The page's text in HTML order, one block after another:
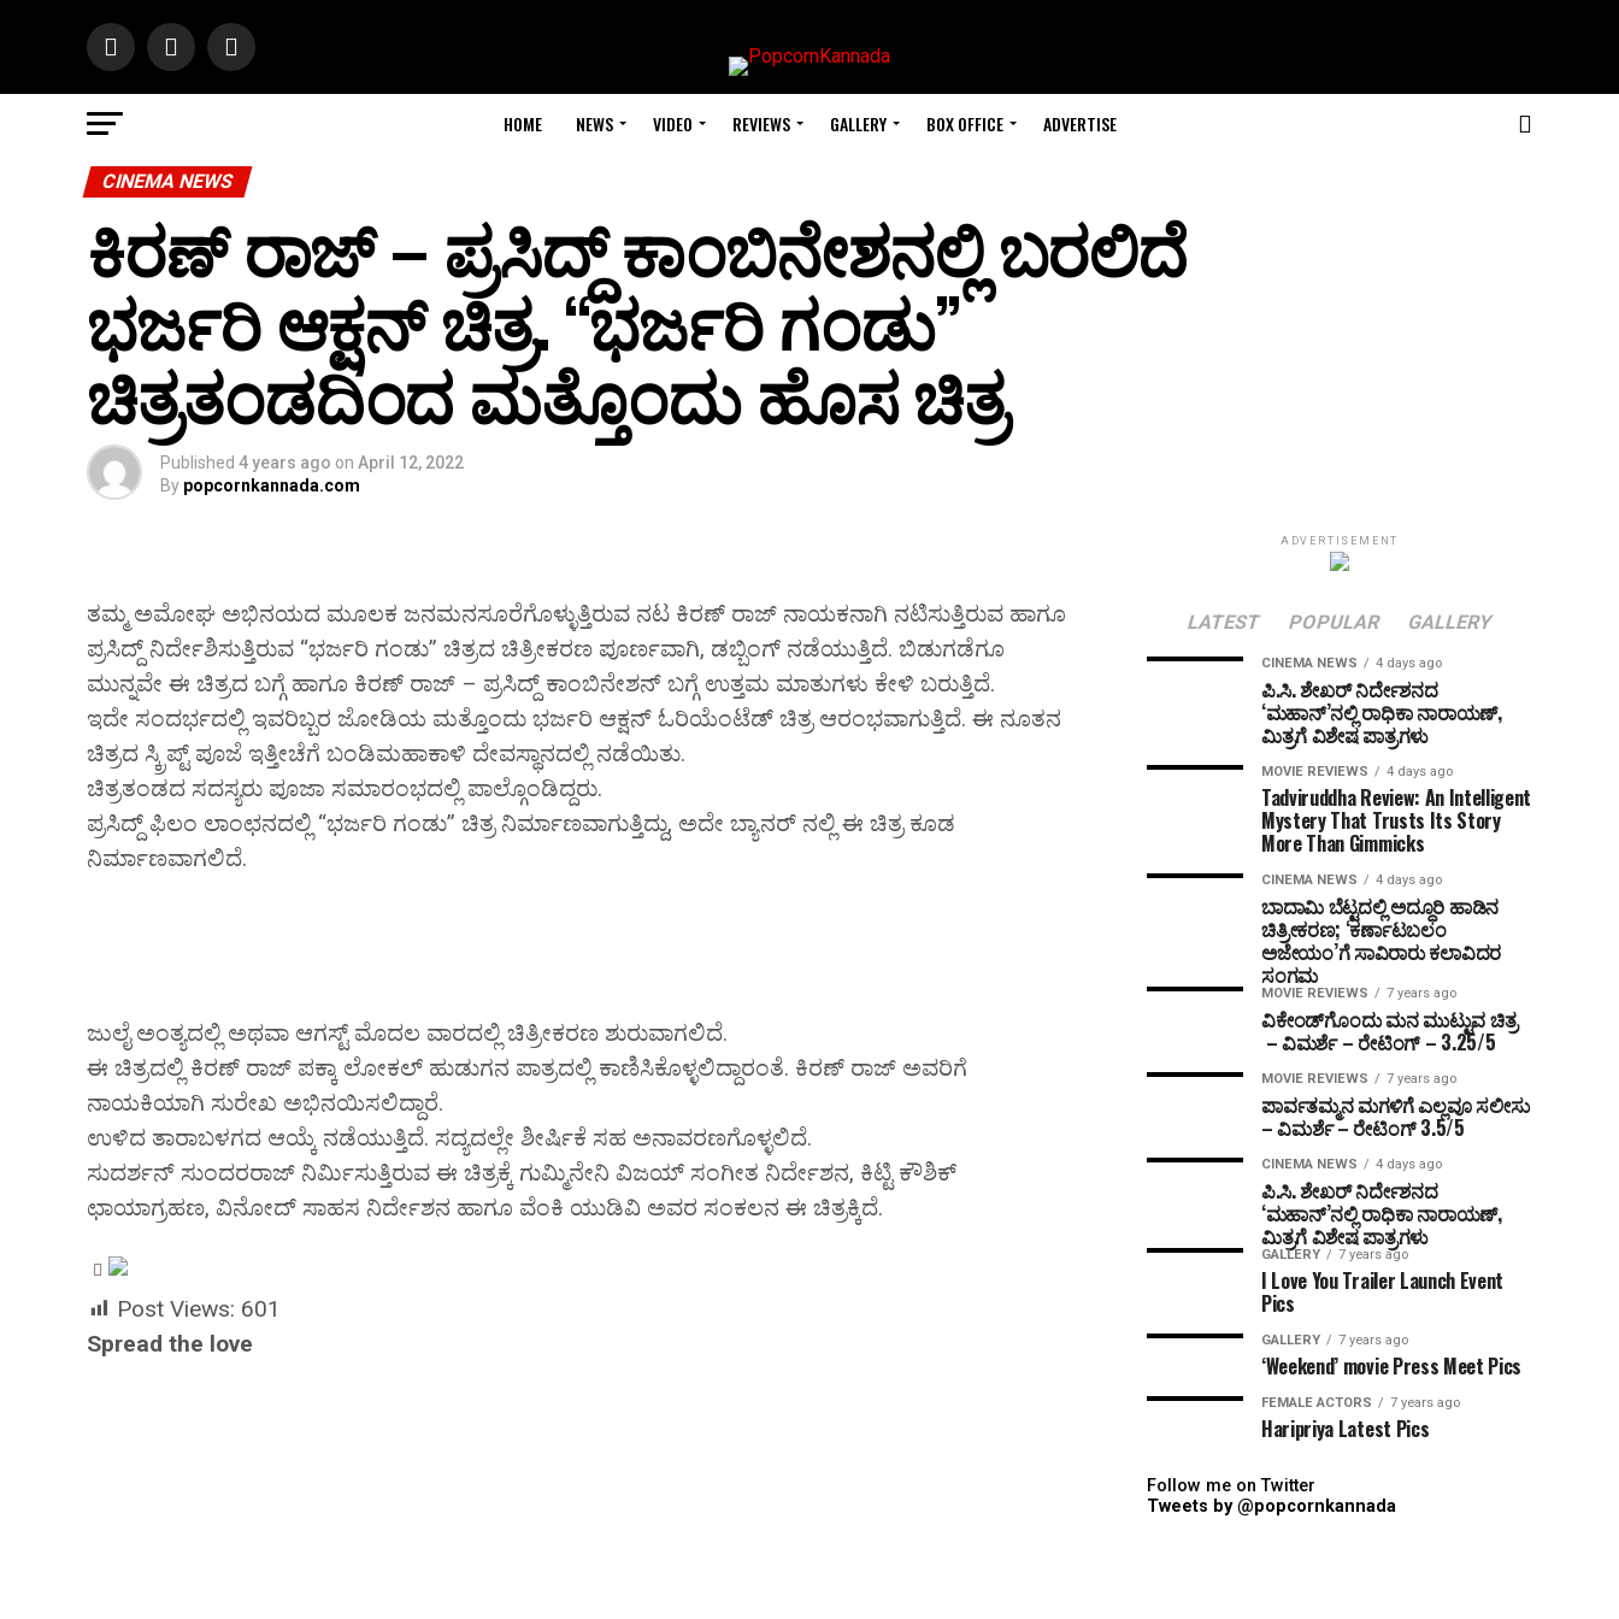
HOME NEWS VIDEO REVIEWS GALLERY BOX OFFICE ADVERTISE
CINEMA NEWS
ಕಿರಣ್ ರಾಜ್ – ಪ್ರಸಿದ್ದ್ ಕಾಂಬಿನೇಶನಲ್ಲಿ ಬರಲಿದೆ
ಭರ್ಜರಿ ಆಕ್ಷನ್ ಚಿತ್ರ. “ಭರ್ಜರಿ ಗಂಡು”
ಚಿತ್ರತಂಡದಿಂದ ಮತ್ತೊಂದು ಹೊಸ ಚಿತ್ರ
Published 4 years ago on April 12, 2022
By popcornkannada.com
ತಮ್ಮ ಅಮೋಘ ಅಭಿನಯದ ಮೂಲಕ ಜನಮನಸೂರೆಗೊಳ್ಳುತ್ತಿರುವ ನಟ ಕಿರಣ್ ರಾಜ್ ನಾಯಕನಾಗಿ ನಟಿಸುತ್ತಿರುವ ಹಾಗೂ
ಪ್ರಸಿದ್ದ್ ನಿರ್ದೇಶಿಸುತ್ತಿರುವ “ಭರ್ಜರಿ ಗಂಡು” ಚಿತ್ರದ ಚಿತ್ರೀಕರಣ ಪೂರ್ಣವಾಗಿ, ಡಬ್ಬಿಂಗ್ ನಡೆಯುತ್ತಿದೆ. ಬಿಡುಗಡೆಗೂ
ಮುನ್ನವೇ ಈ ಚಿತ್ರದ ಬಗ್ಗೆ ಹಾಗೂ ಕಿರಣ್ ರಾಜ್ – ಪ್ರಸಿದ್ದ್ ಕಾಂಬಿನೇಶನ್ ಬಗ್ಗೆ ಉತ್ತಮ ಮಾತುಗಳು ಕೇಳಿ ಬರುತ್ತಿದೆ.
ಇದೇ ಸಂದರ್ಭದಲ್ಲಿ ಇವರಿಬ್ಬರ ಜೋಡಿಯ ಮತ್ತೊಂದು ಭರ್ಜರಿ ಆಕ್ಷನ್ ಓರಿಯೆಂಟೆಡ್ ಚಿತ್ರ ಆರಂಭವಾಗುತ್ತಿದೆ. ಈ ನೂತನ
ಚಿತ್ರದ ಸ್ಕ್ರಿಪ್ಟ್ ಪೂಜೆ ಇತ್ತೀಚೆಗೆ ಬಂಡಿಮಹಾಕಾಳಿ ದೇವಸ್ಥಾನದಲ್ಲಿ ನಡೆಯಿತು.
ಚಿತ್ರತಂಡದ ಸದಸ್ಯರು ಪೂಜಾ ಸಮಾರಂಭದಲ್ಲಿ ಪಾಲ್ಗೊಂಡಿದ್ದರು.
ಪ್ರಸಿದ್ದ್ ಫಿಲಂ ಲಾಂಛನದಲ್ಲಿ “ಭರ್ಜರಿ ಗಂಡು” ಚಿತ್ರ ನಿರ್ಮಾಣವಾಗುತ್ತಿದ್ದು, ಅದೇ ಬ್ಯಾನರ್ ನಲ್ಲಿ ಈ ಚಿತ್ರ ಕೂಡ
ನಿರ್ಮಾಣವಾಗಲಿದೆ.
ಜುಲೈ ಅಂತ್ಯದಲ್ಲಿ ಅಥವಾ ಆಗಸ್ಟ್ ಮೊದಲ ವಾರದಲ್ಲಿ ಚಿತ್ರೀಕರಣ ಶುರುವಾಗಲಿದೆ.
ಈ ಚಿತ್ರದಲ್ಲಿ ಕಿರಣ್ ರಾಜ್ ಪಕ್ಕಾ ಲೋಕಲ್ ಹುಡುಗನ ಪಾತ್ರದಲ್ಲಿ‌ ಕಾಣಿಸಿಕೊಳ್ಳಲಿದ್ದಾರಂತೆ. ಕಿರಣ್ ರಾಜ್ ಅವರಿಗೆ
ನಾಯಕಿಯಾಗಿ ಸುರೇಖ ಅಭಿನಯಿಸಲಿದ್ದಾರೆ.
ಉಳಿದ ತಾರಾಬಳಗದ ಆಯ್ಕೆ ನಡೆಯುತ್ತಿದೆ. ಸದ್ಯದಲ್ಲೇ ಶೀರ್ಷಿಕೆ ಸಹ ಅನಾವರಣಗೊಳ್ಳಲಿದೆ.
ಸುದರ್ಶನ್ ಸುಂದರರಾಜ್ ನಿರ್ಮಿಸುತ್ತಿರುವ ಈ ಚಿತ್ರಕ್ಕೆ ಗುಮ್ಮಿನೇನಿ ವಿಜಯ್ ಸಂಗೀತ ನಿರ್ದೇಶನ, ಕಿಟ್ಟಿ ಕೌಶಿಕ್
ಛಾಯಾಗ್ರಹಣ, ವಿನೋದ್ ಸಾಹಸ ನಿರ್ದೇಶನ ಹಾಗೂ ವೆಂಕಿ ಯುಡಿವಿ ಅವರ ಸಂಕಲನ ಈ ಚಿತ್ರಕ್ಕಿದೆ.
Post Views: 601
Spread the love
ADVERTISEMENT
LATEST POPULAR GALLERY
CINEMA NEWS 4 days ago
ಪಿ.ಸಿ. ಶೇಖರ್ ನಿರ್ದೇಶನದ
‘ಮಹಾನ್’ನಲ್ಲಿ ರಾಧಿಕಾ ನಾರಾಯಣ್,
ಮಿತ್ರಗೆ ವಿಶೇಷ ಪಾತ್ರಗಳು
MOVIE REVIEWS 4 days ago
Tadviruddha Review: An Intelligent
Mystery That Trusts Its Story
More Than Gimmicks
CINEMA NEWS 4 days ago
ಬಾದಾಮಿ ಬೆಟ್ಟದಲ್ಲಿ ಅದ್ಧೂರಿ ಹಾಡಿನ
ಚಿತ್ರೀಕರಣ; ‘ಕರ್ಣಾಟಬಲಂ
ಅಜೇಯಂ’ಗೆ ಸಾವಿರಾರು ಕಲಾವಿದರ
ಸಂಗಮ
MOVIE REVIEWS 7 years ago
ವಿಕೇಂಡ್‌ಗೊಂದು ಮನ ಮುಟ್ಟುವ ಚಿತ್ರ
– ವಿಮರ್ಶೆ – ರೇಟಿಂಗ್ – 3.25/5
MOVIE REVIEWS 7 years ago
ಪಾರ್ವತಮ್ಮನ ಮಗಳಿಗೆ ಎಲ್ಲವೂ ಸಲೀಸು
– ವಿಮರ್ಶೆ – ರೇಟಿಂಗ್ 3.5/5
CINEMA NEWS 4 days ago
ಪಿ.ಸಿ. ಶೇಖರ್ ನಿರ್ದೇಶನದ
‘ಮಹಾನ್’ನಲ್ಲಿ ರಾಧಿಕಾ ನಾರಾಯಣ್,
ಮಿತ್ರಗೆ ವಿಶೇಷ ಪಾತ್ರಗಳು
GALLERY 7 years ago
I Love You Trailer Launch Event
Pics
GALLERY 7 years ago
‘Weekend’ movie Press Meet Pics
FEMALE ACTORS 7 years ago
Haripriya Latest Pics
Follow me on Twitter
Tweets by @popcornkannada